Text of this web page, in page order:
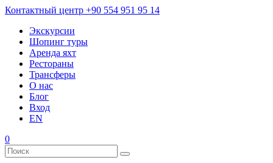
Контактный центр +90 554 951 95 14
Экскурсии
Шопинг туры
Аренда яхт
Рестораны
Трансферы
О нас
Блог
Вход
EN
0